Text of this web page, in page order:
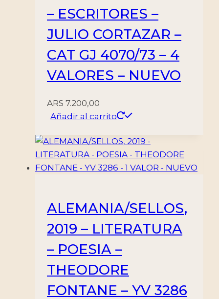
– ESCRITORES –
JULIO CORTAZAR –
CAT GJ 4070/73 – 4
VALORES – NUEVO
ARS 7.200,00
Añadir al carrito
ALEMANIA/SELLOS,
2019 – LITERATURA
– POESIA –
THEODORE
FONTANE – YV 3286